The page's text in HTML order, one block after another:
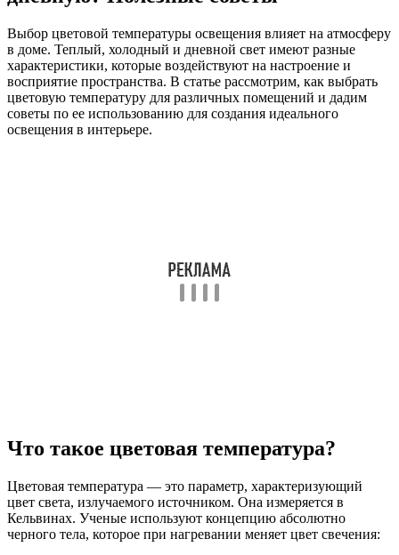
Выбор цветовой температуры освещения влияет на атмосферу
в доме. Теплый, холодный и дневной свет имеют разные
характеристики, которые воздействуют на настроение и
восприятие пространства. В статье рассмотрим, как выбрать
цветовую температуру для различных помещений и дадим
советы по ее использованию для создания идеального
освещения в интерьере.
Что такое цветовая температура?
Цветовая температура — это параметр, характеризующий
цвет света, излучаемого источником. Она измеряется в
Кельвинах. Ученые используют концепцию абсолютно
черного тела, которое при нагревании меняет цвет свечения: